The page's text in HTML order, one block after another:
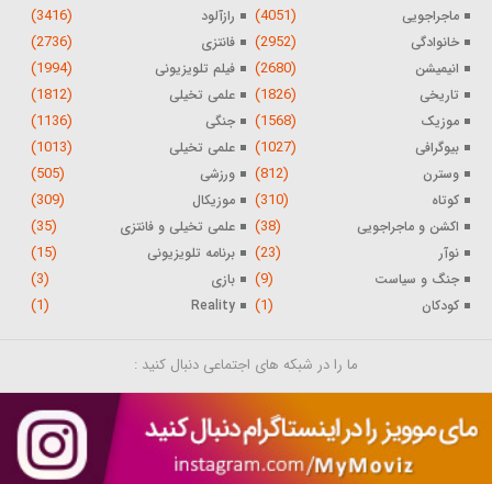
ماجراجویی (4051) رازآلود (3416)
خانوادگی (2952) فانتزی (2736)
انیمیشن (2680) فیلم تلویزیونی (1994)
تاریخی (1826) علمی تخیلی (1812)
موزیک (1568) جنگی (1136)
بیوگرافی (1027) علمی تخیلی (1013)
وسترن (812) ورزشی (505)
کوتاه (310) موزیکال (309)
اکشن و ماجراجویی (38) علمی تخیلی و فانتزی (35)
نوآر (23) برنامه تلویزیونی (15)
جنگ و سیاست (9) بازی (3)
کودکان (1)
Reality
(1)
ما را در شبکه های اجتماعی دنبال کنید :